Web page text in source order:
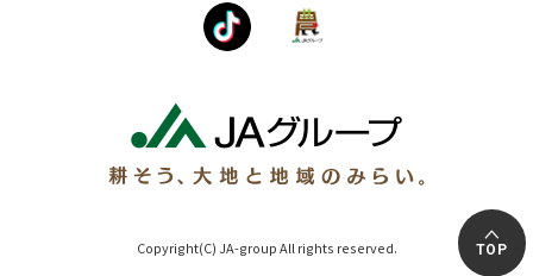
Copyright(C) JA-group All rights reserved. TOP